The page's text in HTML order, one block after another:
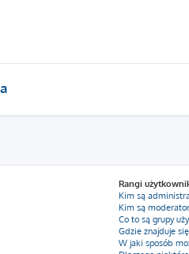
Rangi
Kim są
Kim są
Co to są grupy
Gdzie znajduje
W jaki sposób